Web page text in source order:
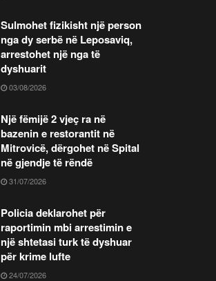
Sulmohet fizikisht një person
nga dy serbë në Leposaviq,
arrestohet një nga të
dyshuarit
03/08/2026
Një fëmijë 2 vjeç ra në
bazenin e restorantit në
Mitrovicë, dërgohet në Spital
në gjendje të rëndë
31/07/2026
Policia deklarohet për
raportimin mbi arrestimin e
një shtetasi turk të dyshuar
për krime lufte
24/07/2026